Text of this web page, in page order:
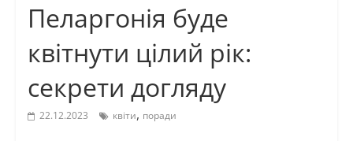
Пеларгонія буде
квітнути цілий рік:
секрети догляду
22.12.2023 квіти, поради